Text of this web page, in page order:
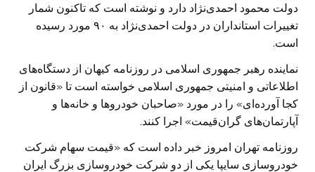
دولت محمود احمدی‌نژاد دارد و نوشته است که تاکنون شمار
تغییرات استانداران در دولت احمدی‌نژاد به ۹۰ مورد رسیده
است.
نماینده رهبر جمهوری اسلامی در روزنامه کیهان از دستگاه‌های
اطلاعاتی و امنیتی جمهوری اسلامی خواسته است تا «قانون از
کجا آورده‌ای» را در مورد «صاحبان خودرو‌ها و خانه‌ها و
آپارتمان‌های گران‌قیمت» اجرا کنند.
روزنامه تهران امروز خبر داده است که «قیمت سهام شرکت
خودروسازی سایپا یکی از دو شرکت خودروسازی بزرگ ایران